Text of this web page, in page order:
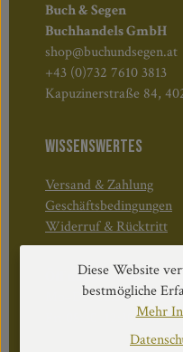
Buch & Segen
Buchhandels GmbH
shop@buchundsegen.at
+43 (0)732 7610 3813
Kapuzinerstraße 84,
WISSENSWERTES
Versand & Zahlung
Geschäftsbedingungen
Widerruf & Rücktritt
Öffnungszeiten:
Mo–Do: 08:30–17:00
Fr: 08:30–12:30 Uhr
Diese Website
bestmögliche
Mehr